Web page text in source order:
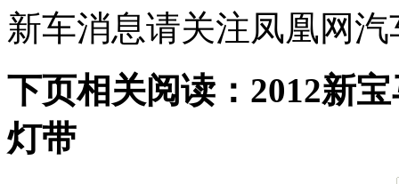
新车消息请关注凤凰网
下页相关阅读：2012新
灯带